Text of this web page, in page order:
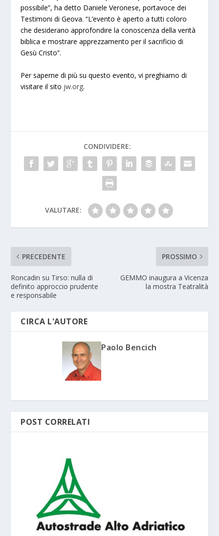
possibile”, ha detto Daniele Veronese, portavoce dei
Testimoni di Geova. “L’evento è aperto a tutti coloro
che desiderano approfondire la conoscenza della verità
biblica e mostrare apprezzamento per il sacrificio di
Gesù Cristo”.
Per saperne di più su questo evento, vi preghiamo di
visitare il sito jw.org.
CONDIVIDERE:
VALUTARE:
PRECEDENTE
Roncadin su Tirso: nulla di
definito approccio prudente
e responsabile
PROSSIMO
GEMMO inaugura a Vicenza
la mostra Teatralità
CIRCA L'AUTORE
Paolo Bencich
POST CORRELATI